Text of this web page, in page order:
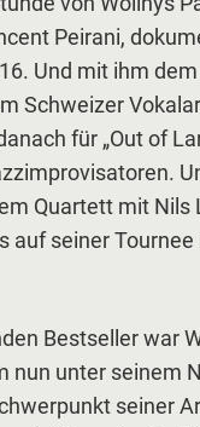
Peirani,
Und mit ihm dem
Schweizer
für „Out of
Quartett mit Nils
auf seiner Tournee
Bestseller war
nun unter seinem
seiner